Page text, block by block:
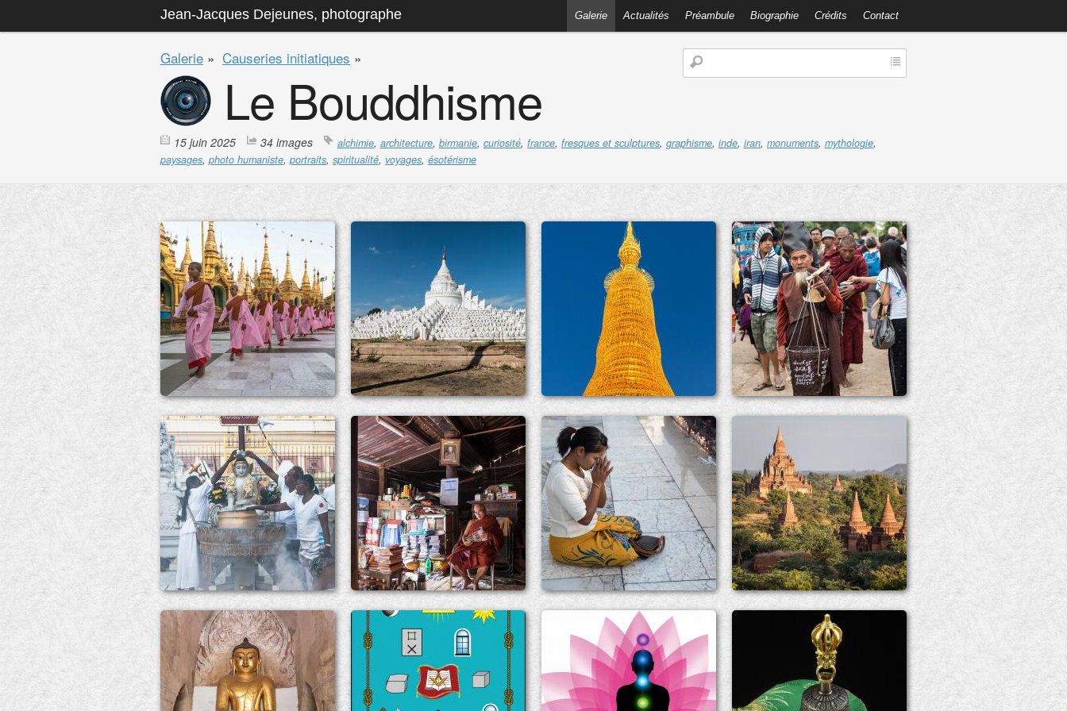
Jean-Jacques Dejeunes, photographe Galerie Actualités Préambule Biographie Crédits Contact
Galerie » Causeries initiatiques »
Le Bouddhisme
15 juin 2025 34 images alchimie, architecture, birmanie, curiosité, france, fresques et sculptures, graphisme, inde, iran, monuments, mythologie,
paysages, photo humaniste, portraits, spiritualité, voyages, ésotérisme